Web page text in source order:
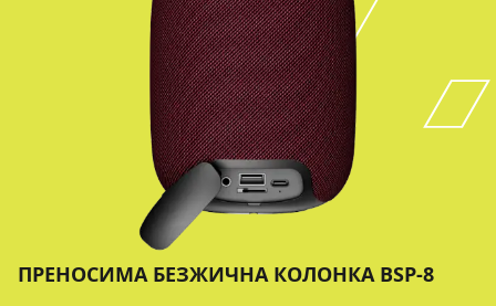
ПРЕНОСИМA БЕЗЖИЧНА КОЛОНКА BSP-8